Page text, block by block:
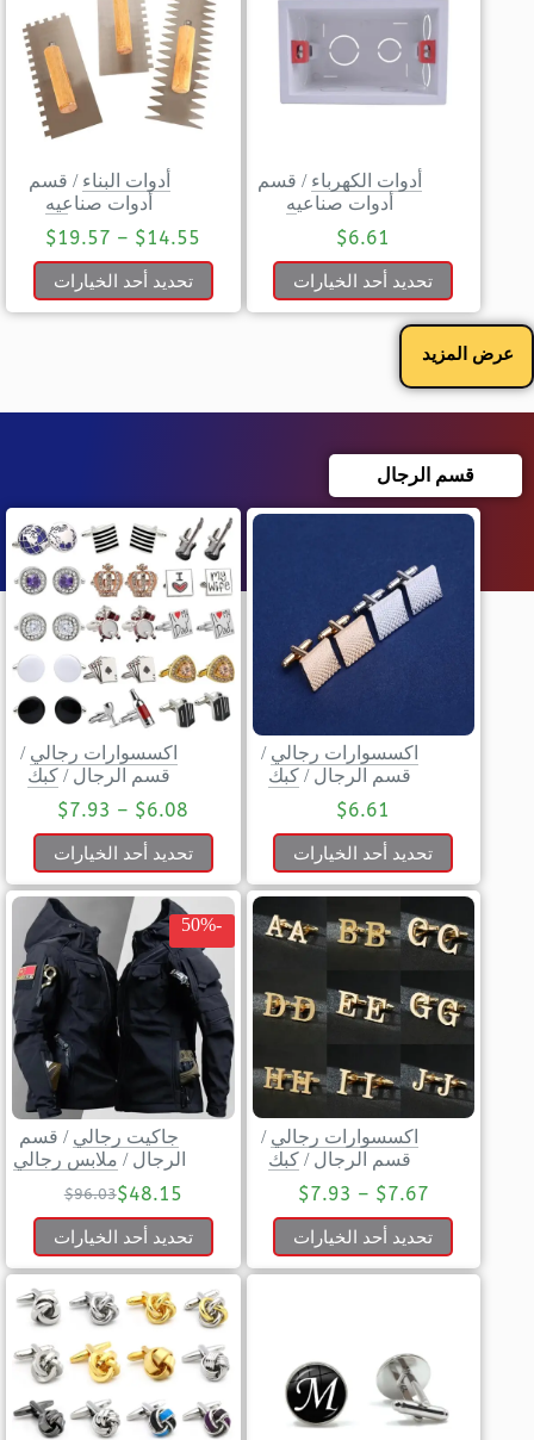
أدوات الكهرباء / قسم
أدوات صناعيه
$6.61
تحديد أحد الخيارات
أدوات البناء / قسم
أدوات صناعيه
$14.55
–
$19.57
تحديد أحد الخيارات
عرض المزيد
قسم الرجال
اكسسوارات رجالي /
قسم الرجال /كبك
$6.61
تحديد أحد الخيارات
اكسسوارات رجالي /
قسم الرجال / كبك
$6.08
–
$7.93
تحديد أحد الخيارات
اكسسوارات رجالي /
قسم الرجال /كبك
$7.67
–
$7.93
تحديد أحد الخيارات
-50%
جاكيت رجالي / قسم
الرجال / ملابس رجالي
$96.03$48.15
تحديد أحد الخيارات